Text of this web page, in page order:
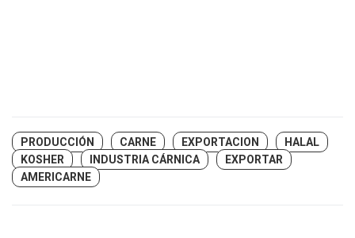
PRODUCCIÓN CARNE EXPORTACION
HALAL
KOSHER
INDUSTRIA CÁRNICA
EXPORTAR
AMERICARNE